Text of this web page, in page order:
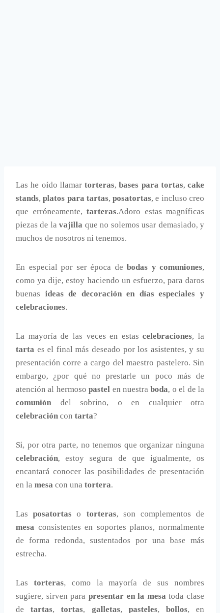
Las he oído llamar torteras,bases para tortas, cake
stands,platos para tartas,posatortas, e incluso creo
que erróneamente, tarteras.Adoro estas magníficas
piezas de lavajilla que no solemos usar demasiado, y
muchos de nosotros ni tenemos.
En especial por ser época de bodas y comuniones,
como ya dije, estoy haciendo un esfuerzo, para daros
buenas ideas de decoración en días especiales y
celebraciones.
La mayoría de las veces en estascelebraciones, la
tarta es el final más deseado por los asistentes, y su
presentación corre a cargo del maestro pastelero. Sin
embargo, ¿por qué no prestarle un poco más de
atención al hermosopastel en nuestraboda, o el de la
comunión del sobrino, o en cualquier otra
celebración con tarta?
Si, por otra parte, no tenemos que organizar ninguna
celebración, estoy segura de que igualmente, os
encantará conocer las posibilidades de presentación
en la mesa con una tortera.
Lasposatortas o torteras, son complementos de
mesa consistentes en soportes planos, normalmente
de forma redonda, sustentados por una base más
estrecha.
Las torteras, como la mayoría de sus nombres
sugiere, sirven para presentar en la mesa toda clase
detartas,tortas, galletas, pasteles, bollos, en